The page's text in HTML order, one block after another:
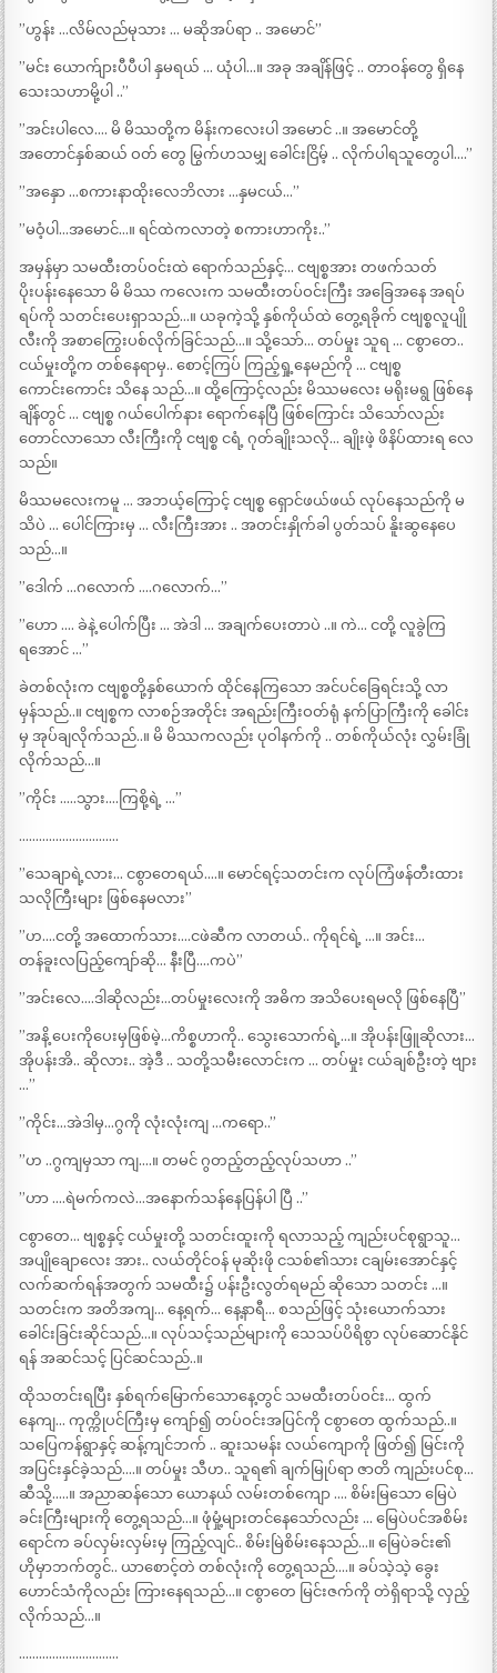
”ဟွန်း …လိမ်လည်မုသား … မဆိုအပ်ရာ .. အမောင်”
”မင်း ယောက်ျားပီပီပါ နှမရယ် … ယုံပါ…။ အခု အချိန်ဖြင့် .. တာဝန်တွေ ရှိနေ
သေးသဟာမို့ပါ ..”
”အင်းပါလေ…. မိ မိဿတို့က မိန်းကလေးပါ အမောင် ..။ အမောင်တို့
အတောင်နှစ်ဆယ် ဝတ် တွေ မြွက်ဟသမျှ ခေါင်းငြိမ့် .. လိုက်ပါရသူတွေပါ….”
”အနှော …စကားနာထိုးလေဘိလား …နှမငယ်…”
”မဝံ့ပါ…အမောင်…။ ရင်ထဲကလာတဲ့ စကားဟာကိုး..”
အမှန်မှာ သမထီးတပ်ဝင်းထဲ ရောက်သည်နှင့်… ငဗျစ္စအား တဖက်သတ်
ပိုးပန်းနေသော မိ မိဿ ကလေးက သမထီးတပ်ဝင်းကြီး အခြေအနေ အရပ်
ရပ်ကို သတင်းပေးရှာသည်…။ ယခုကဲ့သို့ နှစ်ကိုယ်ထဲ တွေ့ရခိုက် ငဗျစ္စလူပျို
လီးကို အစာကြွေးပစ်လိုက်ခြင်သည်…။ သို့သော်… တပ်မှုး သူရ … ငစွာတေ..
ငယ်မှုးတို့က တစ်နေရာမှ.. စောင့်ကြပ် ကြည့်ရှု့နေမည်ကို … ငဗျစ္စ
ကောင်းကောင်း သိနေ သည်…။ ထို့ကြောင့်လည်း မိဿမလေး မရိုးမရွ ဖြစ်နေ
ချိန်တွင် … ငဗျစ္စ ဂယ်ပေါက်နား ရောက်နေပြီ ဖြစ်ကြောင်း သိသော်လည်း
တောင်လာသော လီးကြီးကို ငဗျစ္စ ငရံ့ ဂုတ်ချိုးသလို… ချိုးဖဲ့ ဖိနိပ်ထားရ လေ
သည်။
မိဿမလေးကမူ … အဘယ့်ကြောင့် ငဗျစ္စ ရှောင်ဖယ်ဖယ် လုပ်နေသည်ကို မ
သိပဲ … ပေါင်ကြားမှ … လီးကြီးအား .. အတင်းနှိုက်ခါ ပွတ်သပ် နိူးဆွနေပေ
သည်…။
”ဒေါက် …ဂလောက် ….ဂလောက်…”
”ဟော …. ခဲနဲ့ ပေါက်ပြီး … အဲဒါ … အချက်ပေးတာပဲ ..။ ကဲ… ငတို့ လူခွဲကြ
ရအောင် …”
ခဲတစ်လုံးက ငဗျစ္စတို့နှစ်ယောက် ထိုင်နေကြသော အင်ပင်ခြေရင်းသို့ လာ
မှန်သည်..။ ငဗျစ္စက လာစဉ်အတိုင်း အရည်းကြီးဝတ်ရုံ နက်ပြာကြီးကို ခေါင်း
မှ အုပ်ချလိုက်သည်..။ မိ မိဿကလည်း ပုဝါနက်ကို .. တစ်ကိုယ်လုံး လွှမ်းခြုံ
လိုက်သည်…။
”ကိုင်း …..သွား….ကြစို့ရဲ့ …”
…………………………
”သေချာရဲ့လား… ငစွာတေရယ်….။ မောင်ရင့်သတင်းက လုပ်ကြံဖန်တီးထား
သလိုကြီးများ ဖြစ်နေမလား”
”ဟ….ငတို့ အထောက်သား….ငဖဲဆီက လာတယ်.. ကိုရင်ရဲ့ …။ အင်း…
တန်ခူးလပြည့်ကျော်ဆို… နီးပြီ….ကပဲ”
”အင်းလေ….ဒါဆိုလည်း…တပ်မှုးလေးကို အဓိက အသိပေးရမလို ဖြစ်နေပြီ”
”အနိ့ ပေးကိုပေးမှဖြစ်မဲ့…ကိစ္စဟာကို.. သွေးသောက်ရဲ့…။ အိုပန်းဖြူဆိုလား…
အိုပန်းအိ.. ဆိုလား.. အဲ့ဒီ .. သတို့သမီးလောင်းက … တပ်မှုး ငယ်ချစ်ဦးတဲ့ ဗျား
…”
”ကိုင်း…အဲဒါမှ…ဂွကို လုံးလုံးကျ …ကရော..”
”ဟ ..ဂွကျမှသာ ကျ….။ တမင် ဂွတည့်တည့်လုပ်သဟာ ..”
”ဟာ ….ရဲမက်ကလဲ…အနောက်သန်နေပြန်ပါ ပြီ ..”
ငစွာတေ… ဗျစ္စနှင့် ငယ်မှုးတို့ သတင်းထူးကို ရလာသည့် ကျည်းပင်စုရွာသူ…
အပျိုချောလေး အား.. လယ်တိုင်ဝန် မုဆိုးဖို ငသစ်၏သား ငချမ်းအောင်နှင့်
လက်ဆက်ရန်အတွက် သမထီး၌ ပန်းဦးလွတ်ရမည် ဆိုသော သတင်း …။
သတင်းက အတိအကျ… နေ့ရက်… နေ့နာရီ… စသည်ဖြင့် သုံးယောက်သား
ခေါင်းခြင်းဆိုင်သည်…။ လုပ်သင့်သည်များကို သေသပ်ပိရိစွာ လုပ်ဆောင်နိုင်
ရန် အဆင်သင့် ပြင်ဆင်သည်..။
ထိုသတင်းရပြီး နှစ်ရက်မြောက်သောနေ့တွင် သမထီးတပ်ဝင်း… ထွက်
နေကျ… ကုက္ကိုပင်ကြီးမှ ကျော်၍ တပ်ဝင်းအပြင်ကို ငစွာတေ ထွက်သည်..။
သပြေကန်ရွာနှင့် ဆန့်ကျင်ဘက် .. ဆူးသမန်း လယ်ကျောကို ဖြတ်၍ မြင်းကို
အပြင်းနှင်ခဲ့သည်….။ တပ်မှုး သီဟ.. သူရ၏ ချက်မြုပ်ရာ ဇာတိ ကျည်းပင်စု…
ဆီသို့…..။ အညာဆန်သော ယောနယ် လမ်းတစ်ကျော …. စိမ်းမြသော မြေပဲ
ခင်းကြီးများကို တွေ့ရသည်…။ ဖုံမှုံ့များတင်နေသော်လည်း … မြေပဲပင်အစိမ်း
ရောင်က ခပ်လှမ်းလှမ်းမှ ကြည့်လျင်.. စိမ်းမြဲစိမ်းနေသည်…။ မြေပဲခင်း၏
ဟိုမှာဘက်တွင်.. ယာစောင့်တဲ တစ်လုံးကို တွေ့ရသည်….။ ခပ်သဲ့သဲ့ ခွေး
ဟောင်သံကိုလည်း ကြားနေရသည်…။ ငစွာတေ မြင်းဇက်ကို တဲရှိရာသို့ လှည့်
လိုက်သည်…။
…………………………